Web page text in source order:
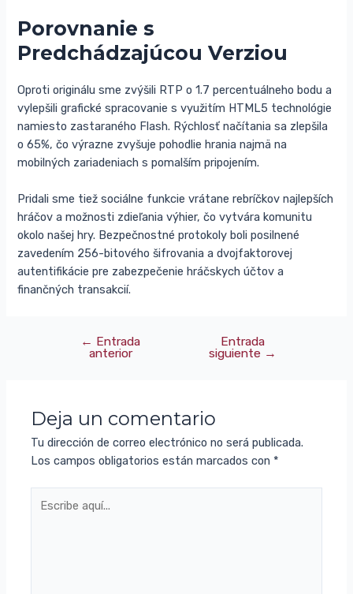
Porovnanie s
Predchádzajúcou Verziou
Oproti originálu sme zvýšili RTP o 1.7 percentuálneho bodu a
vylepšili grafické spracovanie s využitím HTML5 technológie
namiesto zastaraného Flash. Rýchlosť načítania sa zlepšila
o 65%, čo výrazne zvyšuje pohodlie hrania najmä na
mobilných zariadeniach s pomalším pripojením.
Pridali sme tiež sociálne funkcie vrátane rebríčkov najlepších
hráčov a možnosti zdieľania výhier, čo vytvára komunitu
okolo našej hry. Bezpečnostné protokoly boli posilnené
zavedením 256-bitového šifrovania a dvojfaktorovej
autentifikácie pre zabezpečenie hráčskych účtov a
finančných transakcií.
← Entrada
anterior
Entrada
siguiente →
Deja un comentario
Tu dirección de correo electrónico no será publicada.
Los campos obligatorios están marcados con *